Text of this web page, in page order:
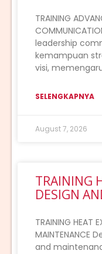
TRAINING
leadership
kemampuan
visi,
SELENGKAPNYA
August 7, 2026
TRAINING
DESIGN
TRAINING HEAT
MAINTENANCE
and